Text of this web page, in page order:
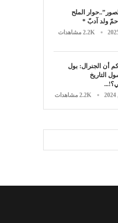
الملح
ولد آدبّ *
2.2K مشاهدات
أن الجنرال: بول
التاريخ
2.2K مشاهدات